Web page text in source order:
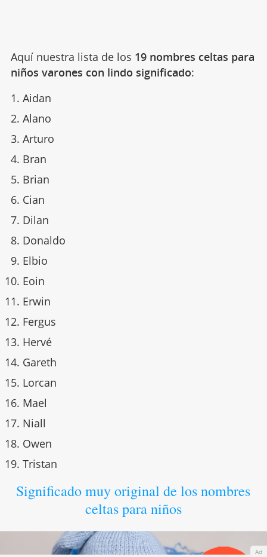
Aquí nuestra lista de los 19 nombres celtas para
niños varones con lindo significado:
Aidan
Alano
Arturo
Bran
Brian
Cian
Dilan
Donaldo
Elbio
Eoin
Erwin
Fergus
Hervé
Gareth
Lorcan
Mael
Niall
Owen
Tristan
Significado muy original de los nombres
celtas para niños
Ad